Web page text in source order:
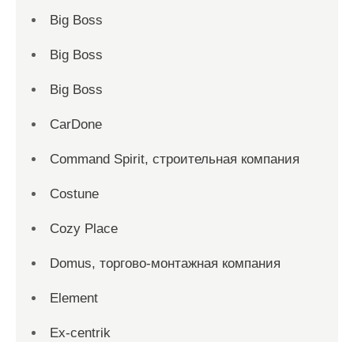
Big Boss
Big Boss
Big Boss
CarDone
Command Spirit, строительная компания
Costune
Cozy Place
Domus, торгово-монтажная компания
Element
Ex-centrik